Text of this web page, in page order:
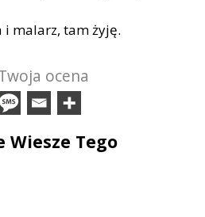
malarz, tam żyję.
ocena
Wiesze Tego